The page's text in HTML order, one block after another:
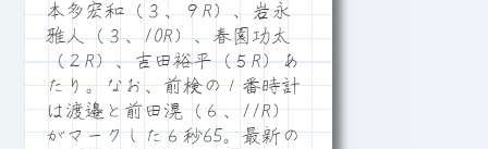
本多宏和（３、９R）、岩永
雅人（３、10R）、春園功太
（２R）、吉田裕平（５R）あ
たり。なお、前検の１番時計
は渡邉と前田滉（６、11R）
がマークした６秒65。最新の